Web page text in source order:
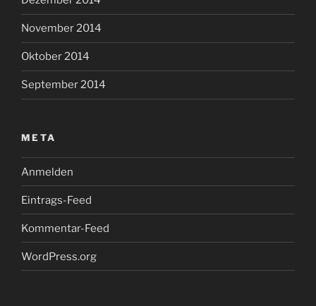
November 2014
Oktober 2014
September 2014
META
Anmelden
Eintrags-Feed
Kommentar-Feed
WordPress.org